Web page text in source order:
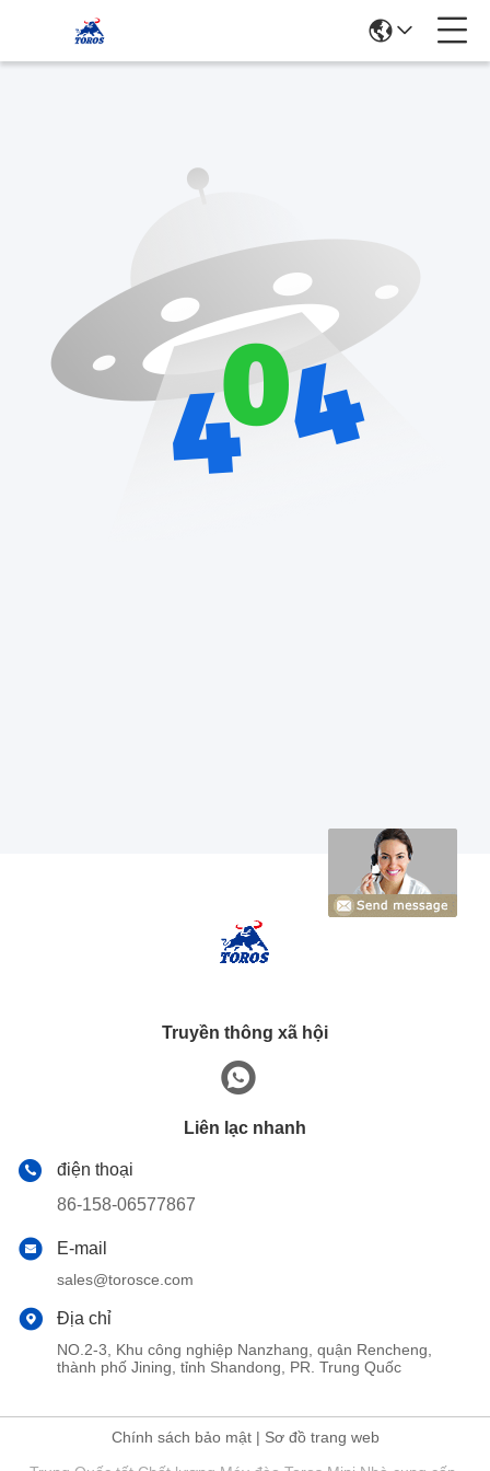
Truyền thông xã hội
Liên lạc nhanh
điện thoại
86-158-06577867
E-mail
sales@torosce.com
Địa chỉ
NO.2-3, Khu công nghiệp Nanzhang, quận Rencheng,
thành phố Jining, tỉnh Shandong, PR. Trung Quốc
Chính sách bảo mật| Sơ đồ trang web